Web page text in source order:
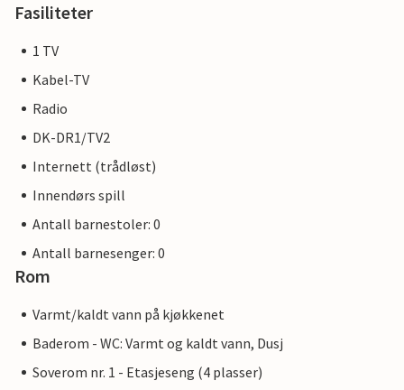
Fasiliteter
1 TV
Kabel-TV
Radio
DK-DR1/TV2
Internett (trådløst)
Innendørs spill
Antall barnestoler: 0
Antall barnesenger: 0
Rom
Varmt/kaldt vann på kjøkkenet
Baderom - WC: Varmt og kaldt vann, Dusj
Soverom nr. 1 - Etasjeseng (4 plasser)